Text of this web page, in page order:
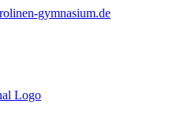
gymnasium.de